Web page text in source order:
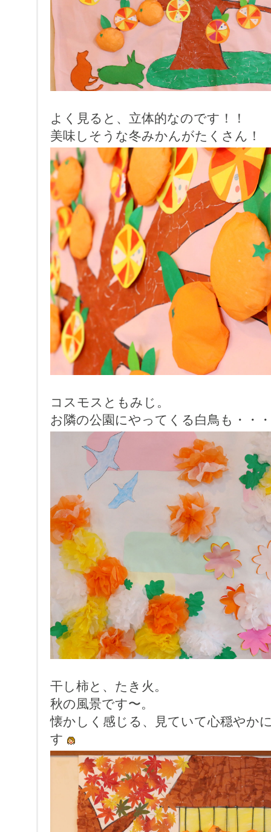
よく見ると、立体的なのです！！
美味しそうな冬みかんがたくさん！
コスモスともみじ。
お隣の公園にやってくる白鳥も・・・
干し柿と、たき火。
秋の風景です〜。
懐かしく感じる、見ていて心穏やか
す